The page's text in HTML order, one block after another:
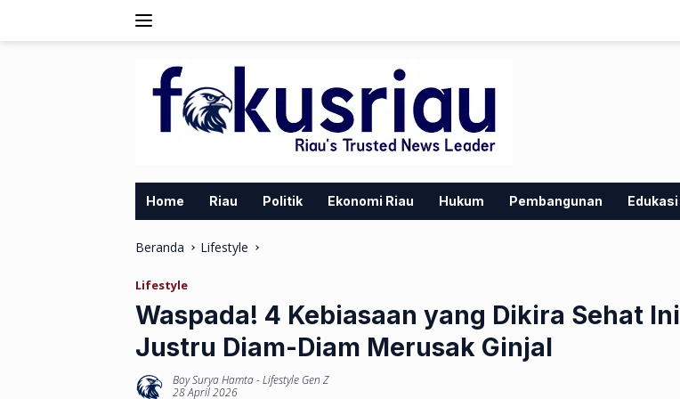
Home Riau Politik Ekonomi Riau Hukum Pembangunan Edukasi
Beranda Lifestyle
Lifestyle
Waspada! 4 Kebiasaan yang Dikira Sehat Ini
Justru Diam-Diam Merusak Ginjal
Boy Surya Hamta-Lifestyle Gen Z
28 April 2026